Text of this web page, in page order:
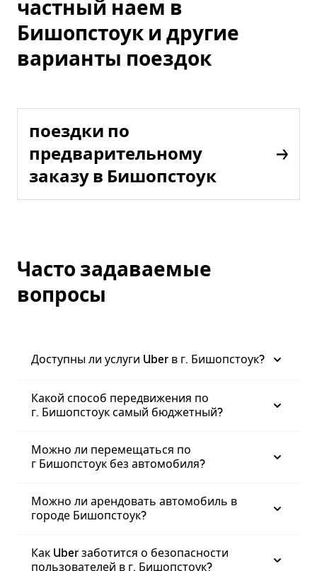
частный наем в
Бишопстоук и другие
варианты поездок
поездки по
предварительному
заказу в Бишопстоук
Часто задаваемые
вопросы
Доступны ли услуги Uber в г. Бишопстоук?
Какой способ передвижения по
г. Бишопстоук самый бюджетный?
Можно ли перемещаться по
г Бишопстоук без автомобиля?
Можно ли арендовать автомобиль в
городе Бишопстоук?
Как Uber заботится о безопасности
пользователей в г. Бишопстоук?